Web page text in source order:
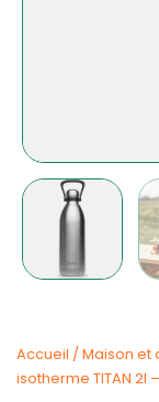
Accueil /Maison et
isotherme TITAN 2l